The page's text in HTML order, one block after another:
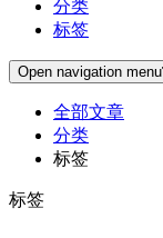
分类
标签
Open navigation menu
全部文章
分类
标签
标签